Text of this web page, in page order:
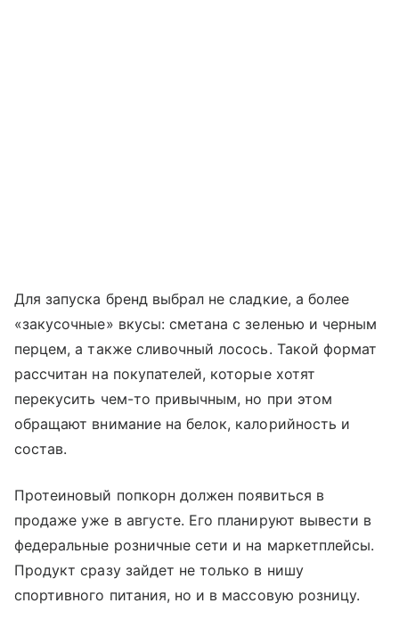
Для запуска бренд выбрал не сладкие, а более
«закусочные» вкусы: сметана с зеленью и черным
перцем, а также сливочный лосось. Такой формат
рассчитан на покупателей, которые хотят
перекусить чем-то привычным, но при этом
обращают внимание на белок, калорийность и
состав.
Протеиновый попкорн должен появиться в
продаже уже в августе. Его планируют вывести в
федеральные розничные сети и на маркетплейсы.
Продукт сразу зайдет не только в нишу
спортивного питания, но и в массовую розницу.